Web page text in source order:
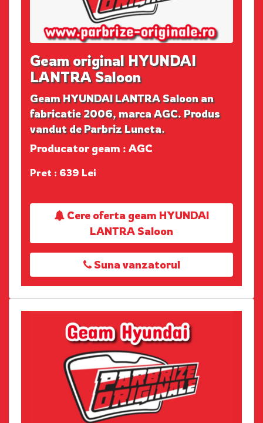
Geam original HYUNDAI
LANTRA Saloon
Geam HYUNDAI LANTRA Saloon an
fabricatie 2006, marca AGC. Produs
vandut de Parbriz Luneta.
Producator geam : AGC
Pret : 639 Lei
Cere oferta geam HYUNDAI
LANTRA Saloon
Suna vanzatorul